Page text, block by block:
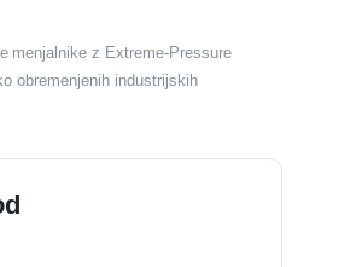
menjalnike z Extreme-Pressure
obremenjenih industrijskih